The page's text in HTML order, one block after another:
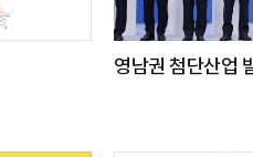
영남권 첨단산업